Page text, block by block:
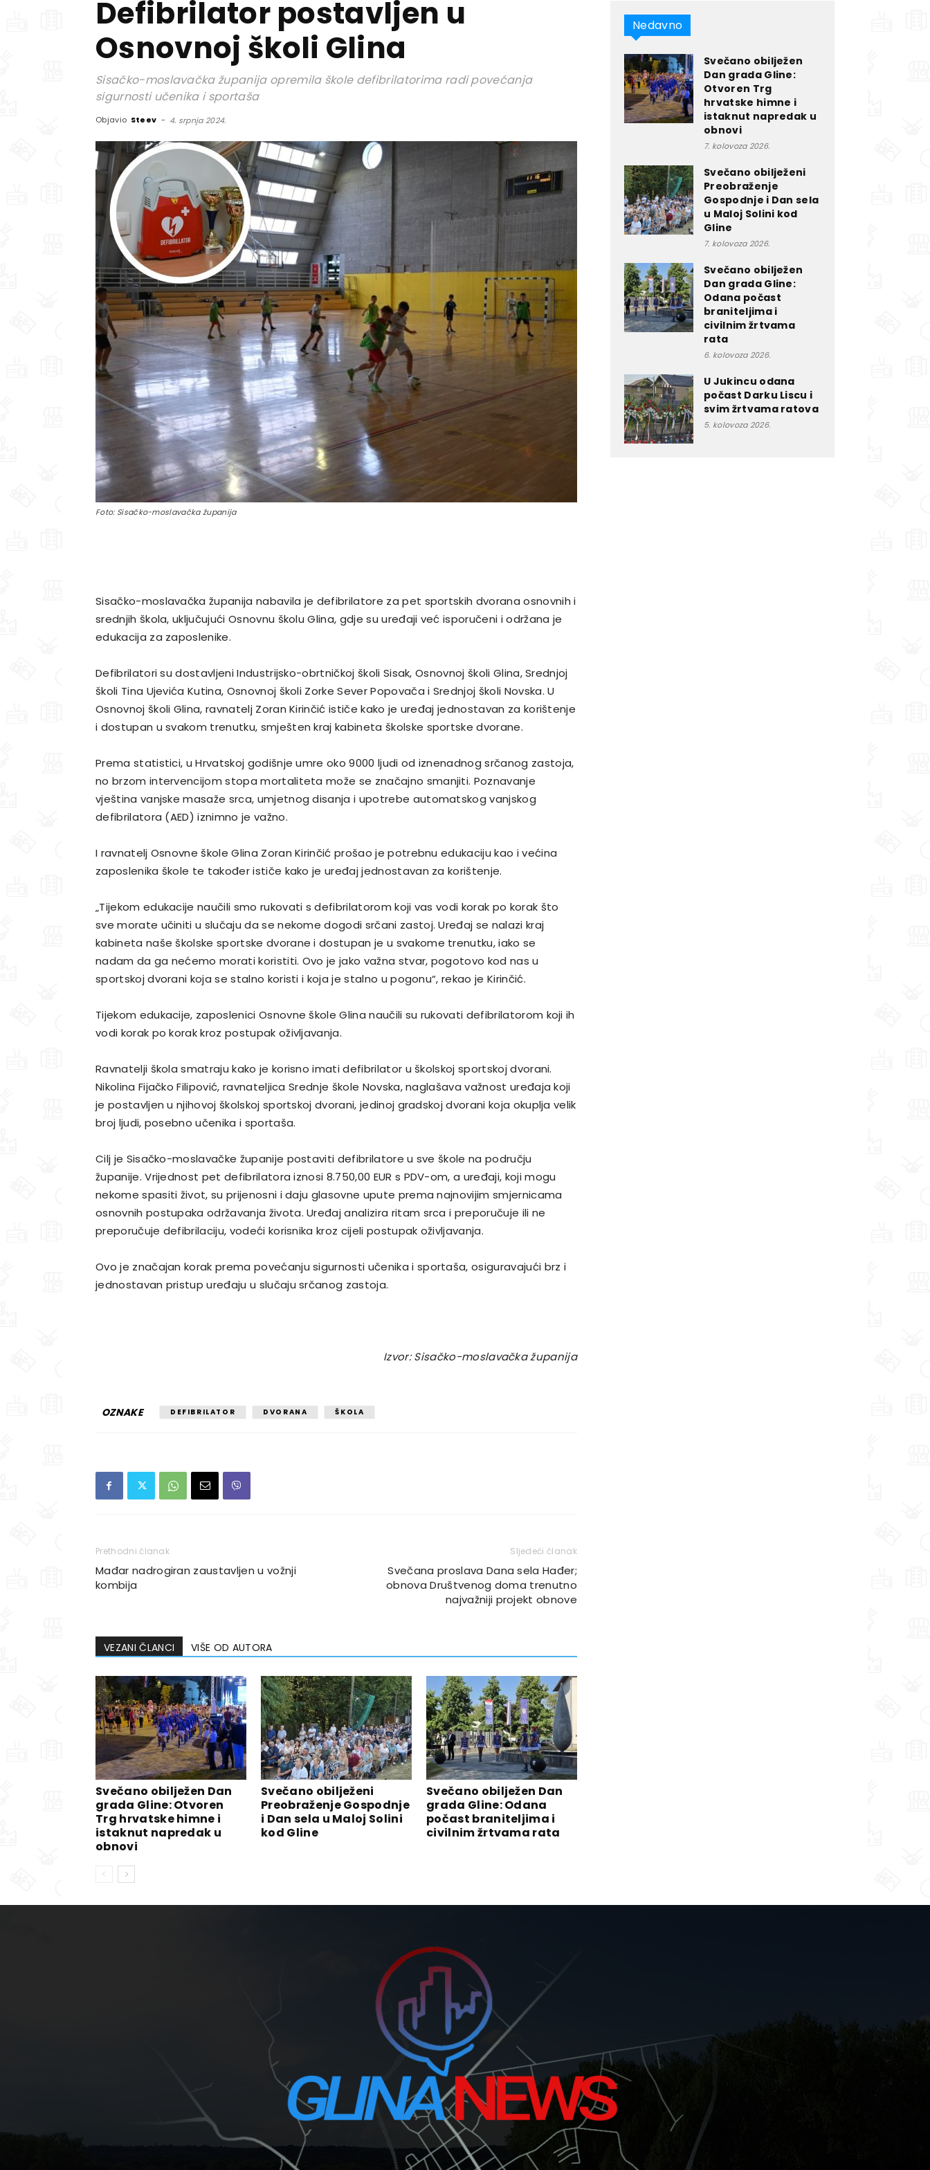
Defibrilator postavljen u
Osnovnoj školi Glina
Sisačko-moslavačka županija opremila škole defibrilatorima radi povećanja
sigurnosti učenika i sportaša
Objavio Steev - 4. srpnja 2024.
Foto: Sisačko-moslavačka županija
Sisačko-moslavačka županija nabavila je defibrilatore za pet sportskih dvorana osnovnih i
srednjih škola, uključujući Osnovnu školu Glina, gdje su uređaji već isporučeni i održana je
edukacija za zaposlenike.
Defibrilatori su dostavljeni Industrijsko-obrtničkoj školi Sisak, Osnovnoj školi Glina, Srednjoj
školi Tina Ujevića Kutina, Osnovnoj školi Zorke Sever Popovača i Srednjoj školi Novska. U
Osnovnoj školi Glina, ravnatelj Zoran Kirinčić ističe kako je uređaj jednostavan za korištenje
i dostupan u svakom trenutku, smješten kraj kabineta školske sportske dvorane.
Prema statistici, u Hrvatskoj godišnje umre oko 9000 ljudi od iznenadnog srčanog zastoja,
no brzom intervencijom stopa mortaliteta može se značajno smanjiti. Poznavanje
vještina vanjske masaže srca, umjetnog disanja i upotrebe automatskog vanjskog
defibrilatora (AED) iznimno je važno.
I ravnatelj Osnovne škole Glina Zoran Kirinčić prošao je potrebnu edukaciju kao i većina
zaposlenika škole te također ističe kako je uređaj jednostavan za korištenje.
„Tijekom edukacije naučili smo rukovati s defibrilatorom koji vas vodi korak po korak što
sve morate učiniti u slučaju da se nekome dogodi srčani zastoj. Uređaj se nalazi kraj
kabineta naše školske sportske dvorane i dostupan je u svakome trenutku, iako se
nadam da ga nećemo morati koristiti. Ovo je jako važna stvar, pogotovo kod nas u
sportskoj dvorani koja se stalno koristi i koja je stalno u pogonu“, rekao je Kirinčić.
Tijekom edukacije, zaposlenici Osnovne škole Glina naučili su rukovati defibrilatorom koji ih
vodi korak po korak kroz postupak oživljavanja.
Ravnatelji škola smatraju kako je korisno imati defibrilator u školskoj sportskoj dvorani.
Nikolina Fijačko Filipović, ravnateljica Srednje škole Novska, naglašava važnost uređaja koji
je postavljen u njihovoj školskoj sportskoj dvorani, jedinoj gradskoj dvorani koja okuplja velik
broj ljudi, posebno učenika i sportaša.
Cilj je Sisačko-moslavačke županije postaviti defibrilatore u sve škole na području
županije. Vrijednost pet defibrilatora iznosi 8.750,00 EUR s PDV-om, a uređaji, koji mogu
nekome spasiti život, su prijenosni i daju glasovne upute prema najnovijim smjernicama
osnovnih postupaka održavanja života. Uređaj analizira ritam srca i preporučuje ili ne
preporučuje defibrilaciju, vodeći korisnika kroz cijeli postupak oživljavanja.
Ovo je značajan korak prema povećanju sigurnosti učenika i sportaša, osiguravajući brz i
jednostavan pristup uređaju u slučaju srčanog zastoja.
Izvor: Sisačko-moslavačka županija
OZNAKE DEFIBRILATOR DVORANA ŠKOLA
Prethodni članak
Mađar nadrogiran zaustavljen u vožnji
kombija
Sljedeći članak
Svečana proslava Dana sela Hađer;
obnova Društvenog doma trenutno
najvažniji projekt obnove
VEZANI ČLANCI VIŠE OD AUTORA
Svečano obilježen Dan
grada Gline: Otvoren
Trg hrvatske himne i
istaknut napredak u
obnovi
Svečano obilježeni
Preobraženje Gospodnje
i Dan sela u Maloj Solini
kod Gline
Svečano obilježen Dan
grada Gline: Odana
počast braniteljima i
civilnim žrtvama rata
Nedavno
Svečano obilježen
Dan grada Gline:
Otvoren Trg
hrvatske himne i
istaknut napredak u
obnovi
7. kolovoza 2026.
Svečano obilježeni
Preobraženje
Gospodnje i Dan sela
u Maloj Solini kod
Gline
7. kolovoza 2026.
Svečano obilježen
Dan grada Gline:
Odana počast
braniteljima i
civilnim žrtvama
rata
6. kolovoza 2026.
U Jukincu odana
počast Darku Liscu i
svim žrtvama ratova
5. kolovoza 2026.